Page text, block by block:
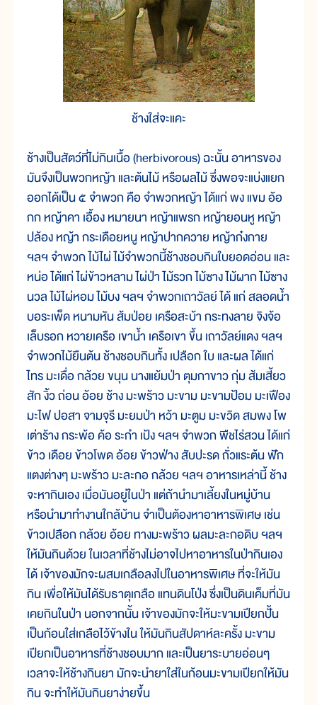
ช้างใส่จะแคะ
ช้างเป็นสัตว์ที่ไม่กินเนื้อ (herbivorous) ฉะนั้น อาหารของ
มันจึงเป็นพวกหญ้า และต้นไม้ หรือผลไม้ ซึ่งพอจะแบ่งแยก
ออกได้เป็น ๕ จำพวก คือ จำพวกหญ้า ได้แก่ พง แขม อ้อ
กก หญ้าคา เอื้อง หมายนา หญ้าแพรก หญ้ายอนหู หญ้า
ปล้อง หญ้า กระเดือยหนู หญ้าปากควาย หญ้าก๋งกาย
ฯลฯ จำพวก ไม้ไผ่ ไม้จำพวกนี้ช้างชอบกินใบยอดอ่อน และ
หน่อ ได้แก่ ไผ่ข้าวหลาม ไผ่ป่า ไม้รวก ไม้ซาง ไม้ผาก ไม้ซาง
นวล ไม้ไผ่หอม ไม้บง ฯลฯ จำพวกเถาวัลย์ ได้ แก่ สลอดน้ำ
บอระเพ็ด หนามหัน ส้มป่อย เครือสะบ้า กระทงลาย จิงจ้อ
เล็บรอก หวายเครือ เขาน้ำ เครือเขา ขึ้น เถาวัลย์แดง ฯลฯ
จำพวกไม้ยืนต้น ช้างชอบกินทั้ง เปลือก ใบ และผล ได้แก่
ไทร มะเดื่อ กล้วย ขนุน นางแย้มป่า ตุมกาขาว กุ่ม ส้มเสี้ยว
สัก งิ้ว ถ่อน อ้อย ช้าง มะพร้าว มะขาม มะขามป้อม มะเฟือง
มะไฟ ปอสา จามจุรี มะยมป่า หว้า มะตูม มะขวิด สมพง โพ
เต่าร้าง กระพ้อ ค้อ ระกำ เป้ง ฯลฯ จำพวก พืชไร่สวน ได้แก่
ข้าว เดือย ข้าวโพด อ้อย ข้าวฟ่าง สับปะรด ถั่วแระต้น ฟัก
แตงต่างๆ มะพร้าว มะละกอ กล้วย ฯลฯ อาหารเหล่านี้ ช้าง
จะหากินเอง เมื่อมันอยู่ในป่า แต่ถ้านำมาเลี้ยงในหมู่บ้าน
หรือนำมาทำงานใกล้บ้าน จำเป็นต้องหาอาหารพิเศษ เช่น
ข้าวเปลือก กล้วย อ้อย ทางมะพร้าว ผลมะละกอดิบ ฯลฯ
ให้มันกินด้วย ในเวลาที่ช้างไม่อาจไปหาอาหารในป่ากินเอง
ได้ เจ้าของมักจะผสมเกลือลงไปในอาหารพิเศษ ที่จะให้มัน
กิน เพื่อให้มันได้รับธาตุเกลือ แทนดินโป่ง ซึ่งเป็นดินเค็มที่มัน
เคยกินในป่า นอกจากนั้น เจ้าของมักจะให้มะขามเปียกปั้น
เป็นก้อนใส่เกลือไว้ข้างใน ให้มันกินสัปดาห์ละครั้ง มะขาม
เปียกเป็นอาหารที่ช้างชอบมาก และเป็นยาระบายอ่อนๆ
เวลาจะให้ช้างกินยา มักจะนำยาใส่ในก้อนมะขามเปียกให้มัน
กิน จะทำให้มันกินยาง่ายขึ้น